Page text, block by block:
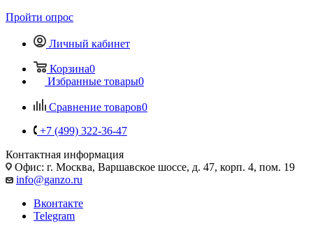
Пройти опрос
Личный кабинет
Корзина0
Избранные товары0
Сравнение товаров0
+7 (499) 322-36-47
Контактная информация
Офис: г. Москва, Варшавское шоссе, д. 47, корп. 4, пом. 19
info@ganzo.ru
Вконтакте
Telegram